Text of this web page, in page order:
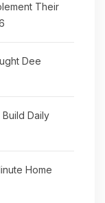
Their
Dee
Daily
Home